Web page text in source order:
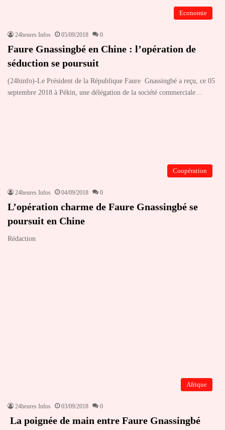
Economie
24heures Infos 05/09/2018 0
Faure Gnassingbé en Chine : l’opération de
séduction se poursuit
(24hinfo)-Le Président de la République Faure Gnassingbé a reçu, ce 05
septembre 2018 à Pékin, une délégation de la société commerciale…
Coopération
24heures Infos 04/09/2018 0
L’opération charme de Faure Gnassingbé se
poursuit en Chine
Rédaction
Afrique
24heures Infos 03/09/2018 0
La poignée de main entre Faure Gnassingbé